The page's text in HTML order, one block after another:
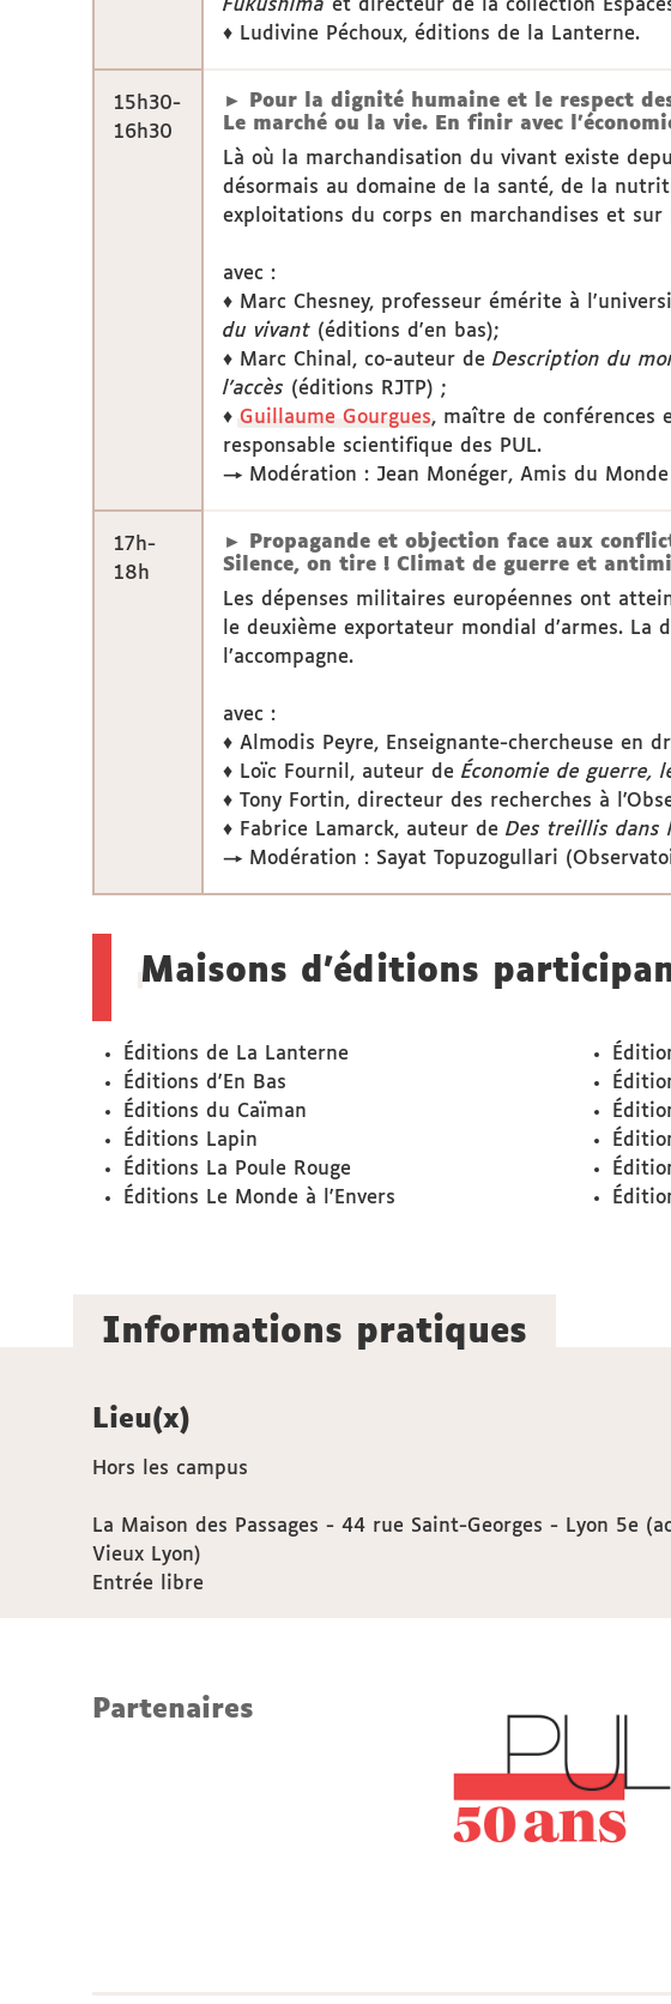
Fukushima et directeur de la collection
♦ Ludivine Péchoux, éditions de la Lanterne.
15h30-
16h30
► Pour la dignité humaine et le respect
Le marché ou la vie. En finir avec
Là où la marchandisation du vivant existe
désormais au domaine de la santé, de la
exploitations du corps en marchandises et
avec :
♦ Marc Chesney, professeur émérite à
du vivant (éditions d'en bas);
♦ Marc Chinal, co-auteur de Description du
l'accès (éditions RJTP) ;
♦ Guillaume Gourgues, maître de conférences
responsable scientifique des PUL.
→ Modération : Jean Monéger, Amis du
17h-
18h
► Propagande et objection face aux
Silence, on tire ! Climat de guerre et
Les dépenses militaires européennes ont
le deuxième exportateur mondial d’armes.
l’accompagne.
avec :
♦ Almodis Peyre, Enseignante-chercheuse
♦ Loïc Fournil, auteur de Économie de
♦ Tony Fortin, directeur des recherches à
♦ Fabrice Lamarck, auteur de Des treillis dans
→ Modération : Sayat Topuzogullari
Maisons d'éditions
Éditions de La Lanterne
Éditions d'En Bas
Éditions du Caïman
Éditions Lapin
Éditions La Poule Rouge
Éditions Le Monde à l'Envers
Informations pratiques
Lieu(x)
Hors les campus
La Maison des Passages - 44 rue Saint-Georges - Lyon 5e
Vieux Lyon)
Entrée libre
Partenaires